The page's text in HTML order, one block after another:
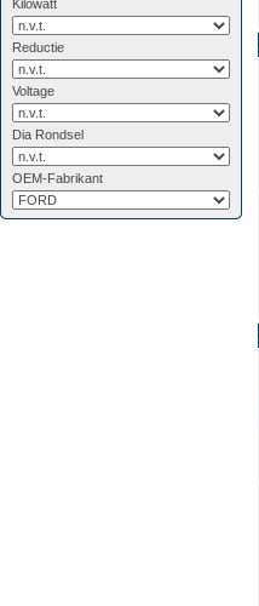
Kilowatt
Reductie
Voltage
Dia Rondsel
OEM-Fabrikant